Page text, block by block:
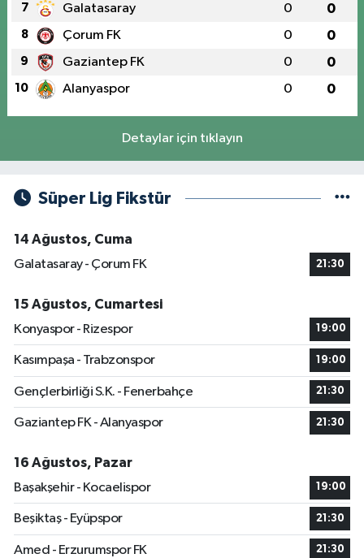
7 Galatasaray 0 0
8 Çorum FK 0 0
9 Gaziantep FK 0 0
10 Alanyaspor 0 0
Detaylar için tıklayın
Süper Lig Fikstür
14 Ağustos, Cuma
Galatasaray - Çorum FK
21:30
15 Ağustos, Cumartesi
Konyaspor - Rizespor
19:00
Kasımpaşa - Trabzonspor 19:00
Gençlerbirliği S.K. - Fenerbahçe 21:30
Gaziantep FK - Alanyaspor 21:30
16 Ağustos, Pazar
Başakşehir - Kocaelispor
19:00
Beşiktaş - Eyüpspor 21:30
Amed - Erzurumspor FK 21:30